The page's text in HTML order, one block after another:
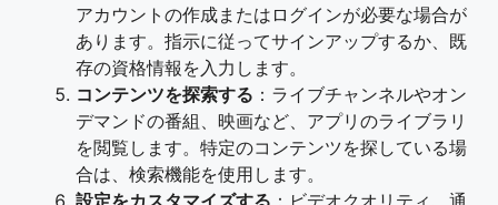
アカウントの作成またはログインが必要な場合が
あります。指示に従ってサインアップするか、既
存の資格情報を入力します。
コンテンツを探索する ：ライブチャンネルやオン
デマンドの番組、映画など、アプリのライブラリ
を閲覧します。特定のコンテンツを探している場
合は、検索機能を使用します。
設定をカスタマイズする ：ビデオクオリティ、通